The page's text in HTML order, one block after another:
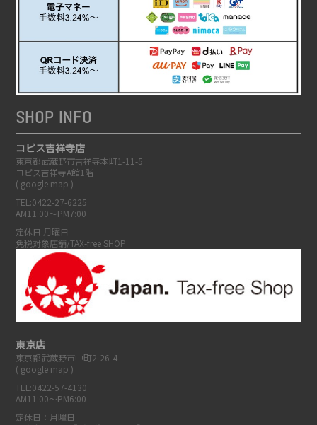
SHOP INFO
コピス吉祥寺店
東京都武蔵野市吉祥寺本町1-11-5
コピス吉祥寺A館1階
( google map )
TEL:0422-27-6225
AM11:00～PM7:00
定休日:月曜日
免税対象店舗/TAX-free SHOP
東京店
東京都武蔵野市中町2-26-4
( google map )
TEL:0422-57-4130
AM11:00～PM6:00
定休日：月曜日